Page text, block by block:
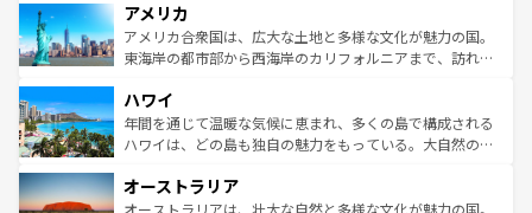
ンツ一覧を参照してほしい。
の建物がそのまま残る町や、スイスならではのユニークな
博物館もあり、アルプス観光だけでなく町歩きも満喫する
ことができる。国民の所得が高いため物価も高いが、旅行
ば市内交通費無料で観光を楽しむこともできる。 なお、新
着のスイス情報はコンテンツ一覧 を参照してほしい。
アメリカ
アメリカ合衆国は、広大な土地と多様な文化が魅力の国。
東海岸の都市部から西海岸のカリフォルニアまで、訪れる
のような巨大都市は、観光、ショッピング、エンターテイ
ンメントが詰まった刺激的なスポットだ。一方、アメリカ
西部には大自然が広がり、グランドキャニオンやイエロー
部のニューオーリンズでは、音楽と美食が融合した独特の
文化が魅力。旅行者はアメリカの各地域で異なる魅力を楽
ハワイ
年間を通じて温暖な気候に恵まれ、多くの島で構成される
ハワイは、どの島も独自の魅力をもっている。大自然の神
ワイ島は見逃せない。また、定番の観光地といえばオアフ
島だが、静かな自然を求めるならマウイ島やカウアイ島が
オーストラリア
オーストラリアは、壮大な自然と多様な文化が魅力の国。